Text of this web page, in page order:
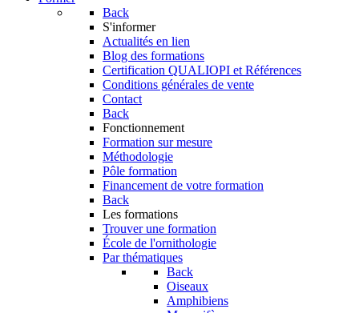
Back
S'informer
Actualités en lien
Blog des formations
Certification QUALIOPI et Références
Conditions générales de vente
Contact
Back
Fonctionnement
Formation sur mesure
Méthodologie
Pôle formation
Financement de votre formation
Back
Les formations
Trouver une formation
École de l'ornithologie
Par thématiques
Back
Oiseaux
Amphibiens